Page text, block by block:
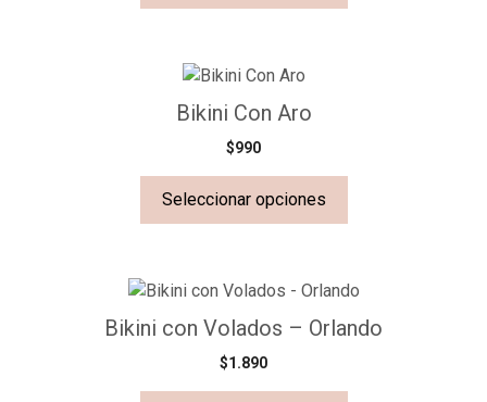
Bikini Con Aro
$990
Seleccionar opciones
Bikini con Volados – Orlando
$1.890